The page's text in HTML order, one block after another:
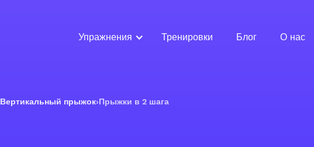
Упражнения Тренировки Блог О нас
Вертикальный прыжок›Прыжки в 2 шага